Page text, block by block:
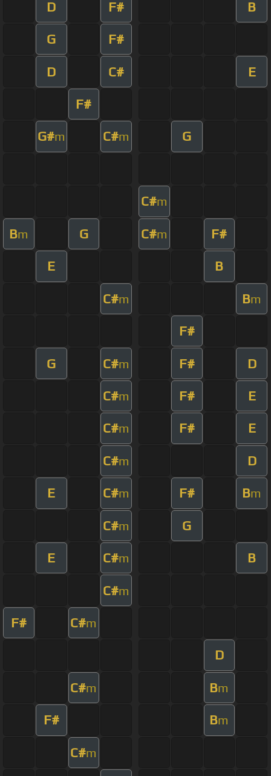
D F# B
G F#
D C# E
F#
G#m C#m G
C#m
Bm G C#m F#
E B
C#m Bm
F#
G C#m F# D
C#m F# E
C#m F# E
C#m D
E C#m F# Bm
C#m G
E C#m B
C#m
F# C#m
D
C#m Bm
F# Bm
C#m